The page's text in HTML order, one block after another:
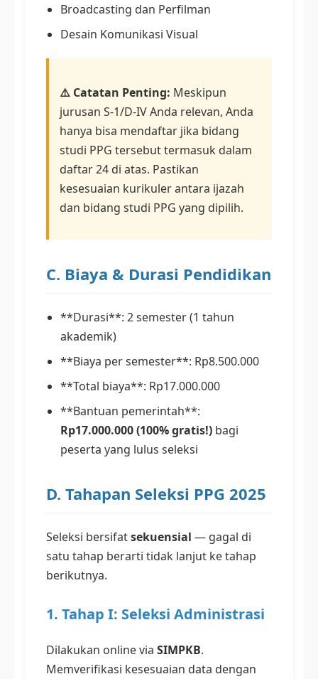
Broadcasting dan Perfilman
Desain Komunikasi Visual
⚠️ Catatan Penting: Meskipun
jurusan S-1/D-IV Anda relevan, Anda
hanya bisa mendaftar jika bidang
studi PPG tersebut termasuk dalam
daftar 24 di atas. Pastikan
kesesuaian kurikuler antara ijazah
dan bidang studi PPG yang dipilih.
C. Biaya & Durasi Pendidikan
**Durasi**: 2 semester (1 tahun
akademik)
**Biaya per semester**: Rp8.500.000
**Total biaya**: Rp17.000.000
**Bantuan pemerintah**:
Rp17.000.000 (100% gratis!) bagi
peserta yang lulus seleksi
D. Tahapan Seleksi PPG 2025
Seleksi bersifatsekuensial — gagal di
satu tahap berarti tidak lanjut ke tahap
berikutnya.
1. Tahap I: Seleksi Administrasi
Dilakukan online via SIMPKB.
Memverifikasi kesesuaian data dengan